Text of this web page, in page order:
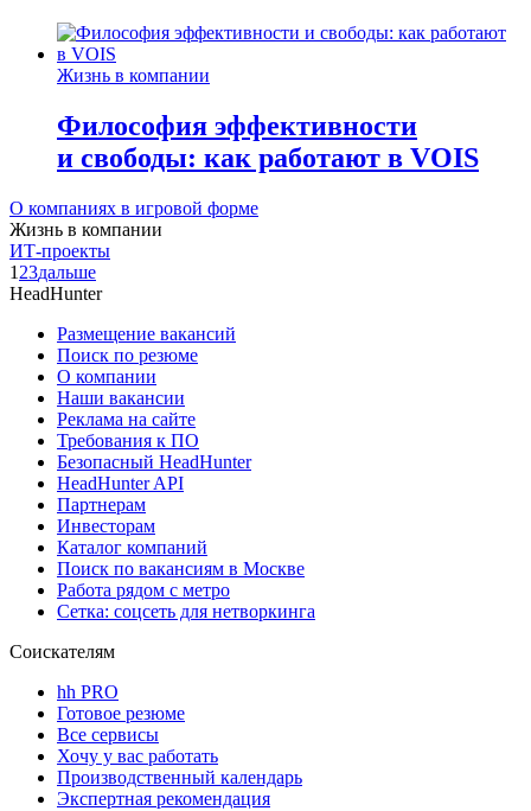
Жизнь в компании
Философия эффективности
и свободы: как работают в VOIS
О компаниях в игровой форме
Жизнь в компании
ИТ-проекты
1 23дальше
HeadHunter
Размещение вакансий
Поиск по резюме
О компании
Наши вакансии
Реклама на сайте
Требования к ПО
Безопасный HeadHunter
HeadHunter API
Партнерам
Инвесторам
Каталог компаний
Поиск по вакансиям в Москве
Работа рядом с метро
Сетка: соцсеть для нетворкинга
Соискателям
hh PRO
Готовое резюме
Все сервисы
Хочу у вас работать
Производственный календарь
Экспертная рекомендация